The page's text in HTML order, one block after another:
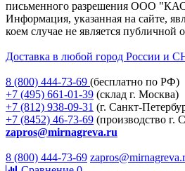
письменного разрешения ООО
Информация, указанная на сайте,
коем случае не является публичной
Доставка в любой город России и
8 (800) 444-73-69 (бесплатно по РФ)
+7 (495) 661-01-39 (склад г. Москва)
+7 (812) 938-09-31 (г. Санкт-
+7 (8452) 46-73-69 (производство г.
zapros@mirnagreva.ru
8 (800) 444-73-69